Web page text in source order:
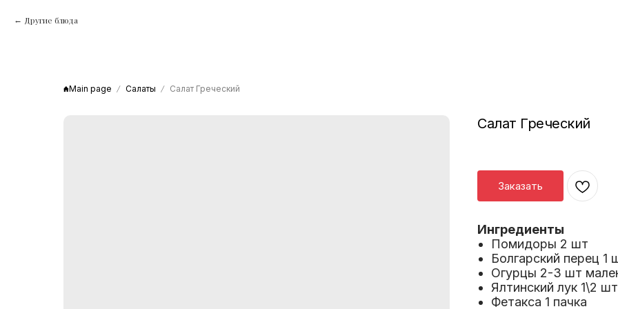
Другие блюда
Main page Салаты Салат Греческий
Салат Греческий
Заказать
Ингредиенты
Помидоры 2 шт
Болгарский перец 1
Огурцы 2-3 шт
Ялтинский лук 1\2 шт
Фетакса 1 пачка